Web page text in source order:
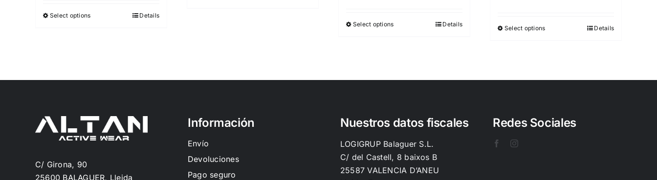
Select options Details
Select options Details
Select options Details
C/ Girona, 90
25600 BALAGUER, Lleida
Información
Envío
Devoluciones
Pago seguro
Nuestros datos fiscales
LOGIGRUP Balaguer S.L.
C/ del Castell, 8 baixos B
25587 VALENCIA D’ANEU
Redes Sociales